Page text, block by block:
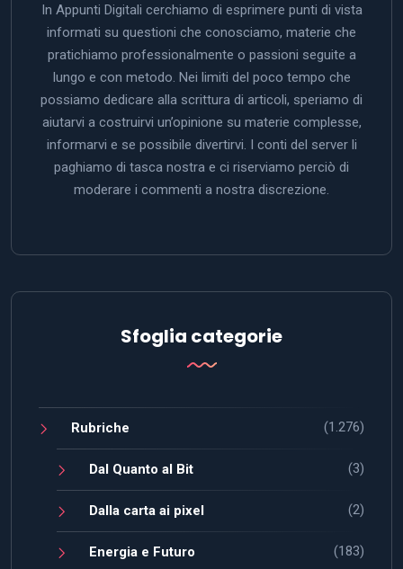
In Appunti Digitali cerchiamo di esprimere punti di vista
informati su questioni che conosciamo, materie che
pratichiamo professionalmente o passioni seguite a
lungo e con metodo. Nei limiti del poco tempo che
possiamo dedicare alla scrittura di articoli, speriamo di
aiutarvi a costruirvi un’opinione su materie complesse,
informarvi e se possibile divertirvi. I conti del server li
paghiamo di tasca nostra e ci riserviamo perciò di
moderare i commenti a nostra discrezione.
Sfoglia categorie
Rubriche (1.276)
Dal Quanto al Bit (3)
Dalla carta ai pixel (2)
Energia e Futuro (183)